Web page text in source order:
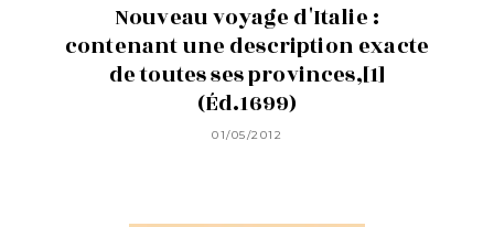
Nouveau voyage d'Italie :
contenant une description exacte
de toutes ses provinces,[1]
(Éd.1699)
01/05/2012